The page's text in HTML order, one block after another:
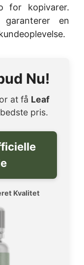
for kopivarer.
garanterer en
Nu!
at få Leaf
pris.
Kvalitet